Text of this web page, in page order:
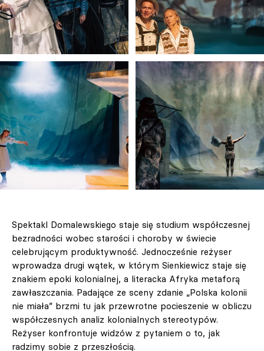
Spektakl Domalewskiego staje się studium współczesnej
bezradności wobec starości i choroby w świecie
celebrującym produktywność. Jednocześnie reżyser
wprowadza drugi wątek, w którym Sienkiewicz staje się
znakiem epoki kolonialnej, a literacka Afryka metaforą
zawłaszczania. Padające ze sceny zdanie „Polska kolonii
nie miała” brzmi tu jak przewrotne pocieszenie w obliczu
współczesnych analiz kolonialnych stereotypów.
Reżyser konfrontuje widzów z pytaniem o to, jak
radzimy sobie z przeszłością.